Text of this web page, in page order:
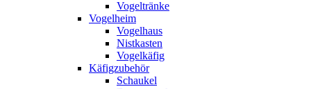
Vogeltränke
Vogelheim
Vogelhaus
Nistkasten
Vogelkäfig
Käfigzubehör
Schaukel